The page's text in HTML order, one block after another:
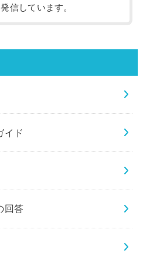
信しています。
イド
回答